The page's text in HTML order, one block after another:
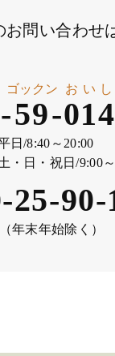
お問い合わせ
59
ゴックン
-
おい
日/8:40～20:00
・日・祝日/9:00
25-90-
年末年始除く）